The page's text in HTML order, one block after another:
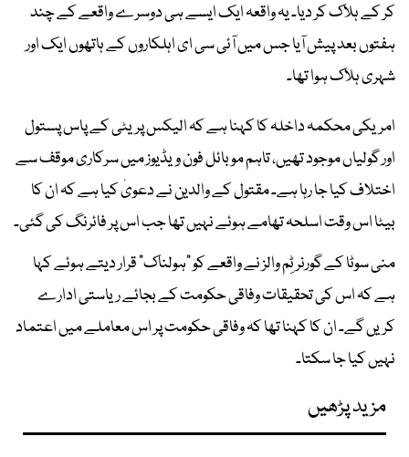
کر کے ہلاک کر دیا۔ یہ واقعہ ایک ایسے ہی دوسرے واقعے کے چند
ہفتوں بعد پیش آیا جس میں آئی سی ای اہلکاروں کے ہاتھوں ایک اور
شہری ہلاک ہوا تھا۔
امریکی محکمہ داخلہ کا کہنا ہے کہ الیکس پریٹی کے پاس پستول
اور گولیاں موجود تھیں، تاہم موبائل فون ویڈیوز میں سرکاری موقف سے
اختلاف کیا جا رہا ہے۔ مقتول کے والدین نے دعویٰ کیا ہے کہ ان کا
بیٹا اس وقت اسلحہ تھامے ہوئے نہیں تھا جب اس پر فائرنگ کی گئی۔
منی سوٹا کے گورنر ٹِم والز نے واقعے کو “ہولناک” قرار دیتے ہوئے کہا
ہے کہ اس کی تحقیقات وفاقی حکومت کے بجائے ریاستی ادارے
کریں گے۔ ان کا کہنا تھا کہ وفاقی حکومت پر اس معاملے میں اعتماد
نہیں کیا جا سکتا۔
مزید پڑھیں